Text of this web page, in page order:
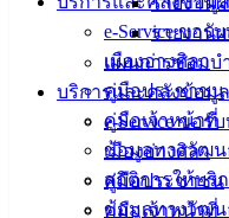
e-Service ขอ
เมืองอ่างศิลา
คู่มือประชาชน
คู่มือเจ้าหน้าที่
ข้อมูลทางวัฒน
สถิติการให้บริ
ข้อมูลทางวัฒน
รายงาน
แผนการซ่อมบ
บริการและคลังข้อมูล
e-Service ขอ
เมืองอ่างศิลา
คู่มือประชาชน
คู่มือเจ้าหน้าที่
ติดต่อ
เทศบาล
สายตรง
นายก
ประวัติ
เทศบาล